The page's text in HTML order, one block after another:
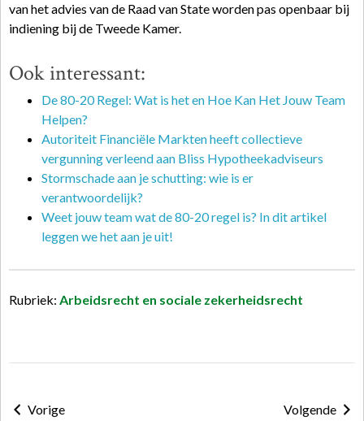
van het advies van de Raad van State worden pas openbaar bij
indiening bij de Tweede Kamer.
Ook interessant:
De 80-20 Regel: Wat is het en Hoe Kan Het Jouw Team
Helpen?
Autoriteit Financiële Markten heeft collectieve
vergunning verleend aan Bliss Hypotheekadviseurs
Stormschade aan je schutting: wie is er
verantwoordelijk?
Weet jouw team wat de 80-20 regel is? In dit artikel
leggen we het aan je uit!
Rubriek: Arbeidsrecht en sociale zekerheidsrecht
Vorige
Volgende